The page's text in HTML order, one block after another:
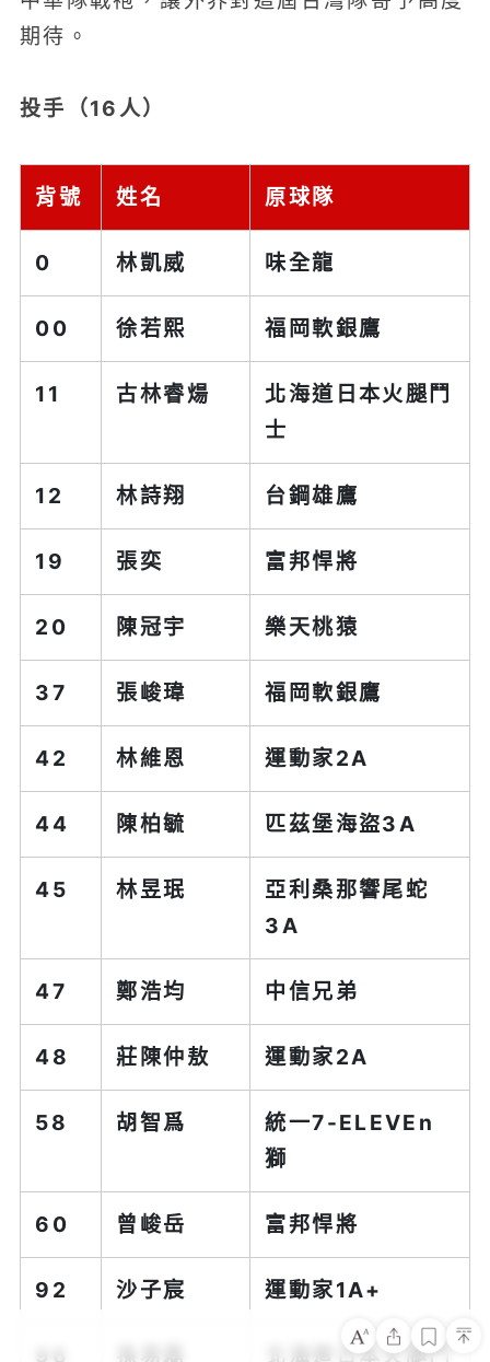
期待。
投手（16人）
背號 姓名 原球隊
0 林凱威 味全龍
00 徐若熙 福岡軟銀鷹
11 古林睿煬
北海道日本火腿鬥
士
12 林詩翔 台鋼雄鷹
19 張奕 富邦悍將
20 陳冠宇 樂天桃猿
37 張峻瑋 福岡軟銀鷹
42 林維恩 運動家2A
44 陳柏毓 匹茲堡海盜3A
45 林昱珉
亞利桑那響尾蛇
3A
47 鄭浩均 中信兄弟
48 莊陳仲敖 運動家2A
58 胡智爲
統一7-ELEVEn
獅
60 曾峻岳 富邦悍將
92 沙子宸 運動家1A+
96 北海道日本火腿鬥